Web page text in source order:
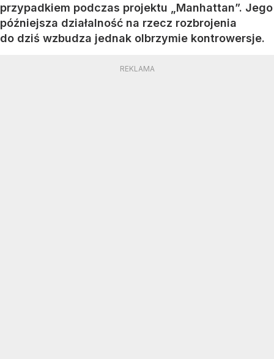
przypadkiem podczas projektu „Manhattan”. Jego
późniejsza działalność na rzecz rozbrojenia
do dziś wzbudza jednak olbrzymie kontrowersje.